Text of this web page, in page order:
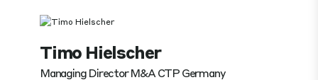
Timo Hielscher
Managing Director M&A CTP Germany